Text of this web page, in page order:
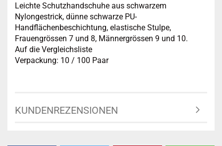
Leichte Schutzhandschuhe aus schwarzem
Nylongestrick, dünne schwarze PU-
Handflächenbeschichtung, elastische Stulpe,
Frauengrössen 7 und 8, Männergrössen 9 und 10.
Auf die Vergleichsliste
Verpackung: 10 / 100 Paar
KUNDENREZENSIONEN